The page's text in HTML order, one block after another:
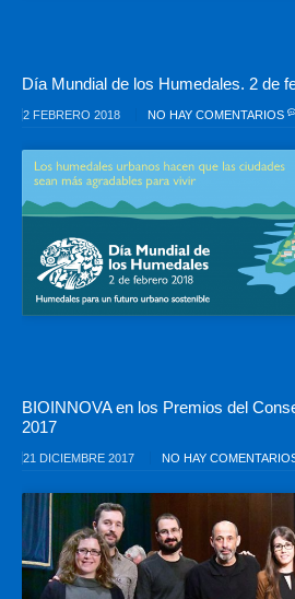
Día Mundial de los Humedales. 2 de
2 FEBRERO 2018 NO HAY COMENTARIOS
BIOINNOVA en los Premios del
2017
21 DICIEMBRE 2017 NO HAY